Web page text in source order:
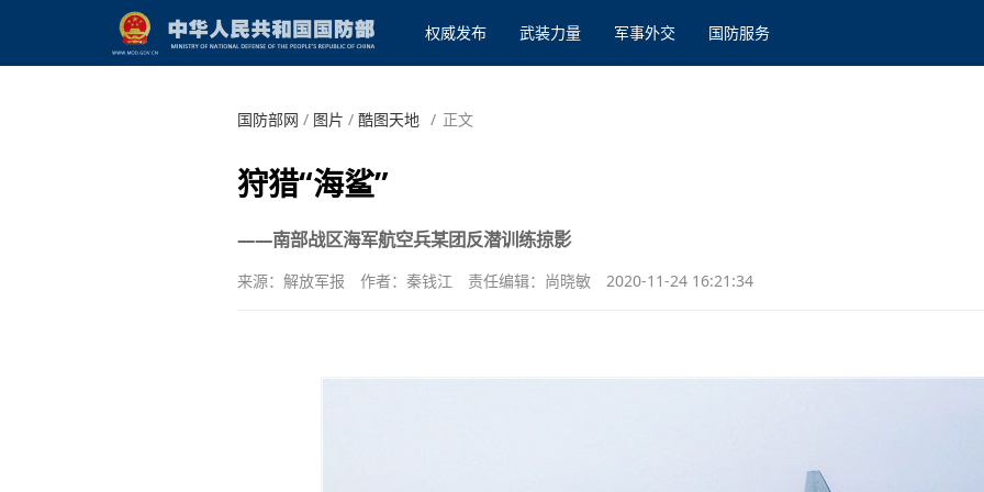
权威发布 武装力量 军事外交 国防服务
国防部网 / 图片 / 酷图天地 / 正文
狩猎“海鲨”
——南部战区海军航空兵某团反潜训练掠影
来源：解放军报 作者：秦钱江 责任编辑：尚晓敏 2020-11-24 16:21:34